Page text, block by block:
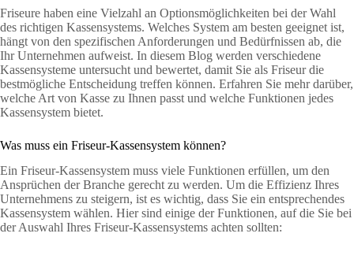
Friseure haben eine Vielzahl an Optionsmöglichkeiten bei der Wahl
des richtigen Kassensystems. Welches System am besten geeignet ist,
hängt von den spezifischen Anforderungen und Bedürfnissen ab, die
Ihr Unternehmen aufweist. In diesem Blog werden verschiedene
Kassensysteme untersucht und bewertet, damit Sie als Friseur die
bestmögliche Entscheidung treffen können. Erfahren Sie mehr darüber,
welche Art von Kasse zu Ihnen passt und welche Funktionen jedes
Kassensystem bietet.
Was muss ein Friseur-Kassensystem können?
Ein Friseur-Kassensystem muss viele Funktionen erfüllen, um den
Ansprüchen der Branche gerecht zu werden. Um die Effizienz Ihres
Unternehmens zu steigern, ist es wichtig, dass Sie ein entsprechendes
Kassensystem wählen. Hier sind einige der Funktionen, auf die Sie bei
der Auswahl Ihres Friseur-Kassensystems achten sollten: